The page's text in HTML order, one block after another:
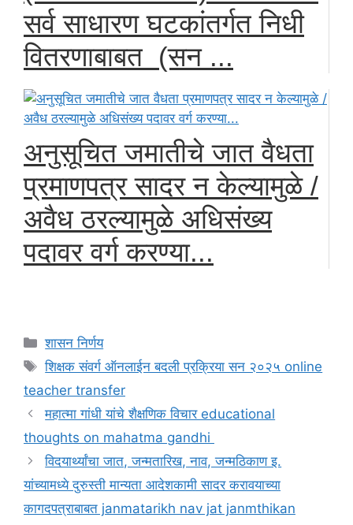
सर्व साधारण घटकांतर्गत निधी
वितरणाबाबत (सन ...
अनुसूचित जमातीचे जात वैधता
प्रमाणपत्र सादर न केल्यामुळे /
अवैध ठरल्यामुळे अधिसंख्य
पदावर वर्ग करण्या...
Categories
शासन निर्णय
Tags
शिक्षक संवर्ग ऑनलाईन बदली प्रक्रिया सन २०२५ online
teacher transfer
महात्मा गांधी यांचे शैक्षणिक विचार educational
thoughts on mahatma gandhi
विदयार्थ्यांचा जात, जन्मतारिख, नाव, जन्मठिकाण इ.
यांच्यामध्ये दुरुस्ती मान्यता आदेशकामी सादर करावयाच्या
कागदपत्राबाबत janmatarikh nav jat janmthikan